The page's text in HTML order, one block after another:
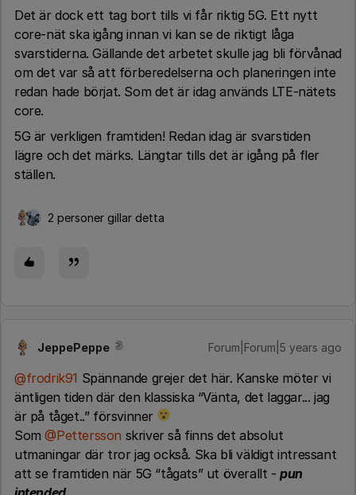
Det är dock ett tag bort tills vi får riktig 5G. Ett nytt
core-nät ska igång innan vi kan se de riktigt låga
svarstiderna. Gällande det arbetet skulle jag bli förvånad
om det var så att förberedelserna och planeringen inte
redan hade börjat. Som det är idag används LTE-nätets
core.
5G är verkligen framtiden! Redan idag är svarstiden
lägre och det märks. Längtar tills det är igång på fler
ställen.
2 personer gillar detta
JeppePeppe Forum|Forum|5 years ago
@frodrik91 Spännande grejer det här. Kanske möter vi
äntligen tiden där den klassiska “Vänta, det laggar... jag
är på tåget..” försvinner
Som ​​​​@Pettersson skriver så finns det absolut
utmaningar där tror jag också. Ska bli väldigt intressant
att se framtiden när 5G “tågats” ut överallt -pun